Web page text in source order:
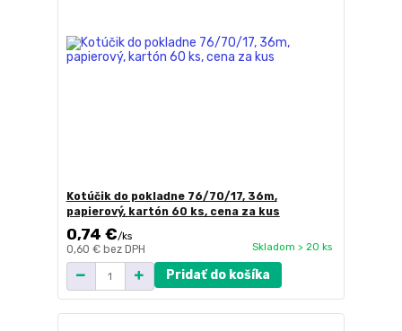
Kotúčik do pokladne 76/70/17, 36m,
papierový, kartón 60 ks, cena za kus
0,74 €/ks
0,60 € bez DPH Skladom > 20 ks
Pridať do košíka